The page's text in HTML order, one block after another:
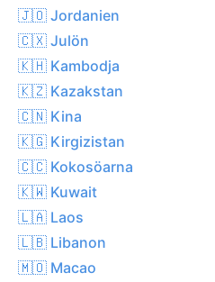
🇯🇴 Jordanien
🇨🇽 Julön
🇰🇭 Kambodja
🇰🇿 Kazakstan
🇨🇳 Kina
🇰🇬 Kirgizistan
🇨🇨 Kokosöarna
🇰🇼 Kuwait
🇱🇦 Laos
🇱🇧 Libanon
🇲🇴 Macao